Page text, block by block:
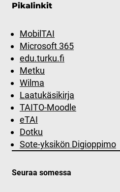
Pikalinkit
MobilTAI
Microsoft 365
edu.turku.fi
Metku
Wilma
Laatukäsikirja
TAITO-Moodle
eTAI
Dotku
Sote-yksikön Digioppimo
Seuraa somessa